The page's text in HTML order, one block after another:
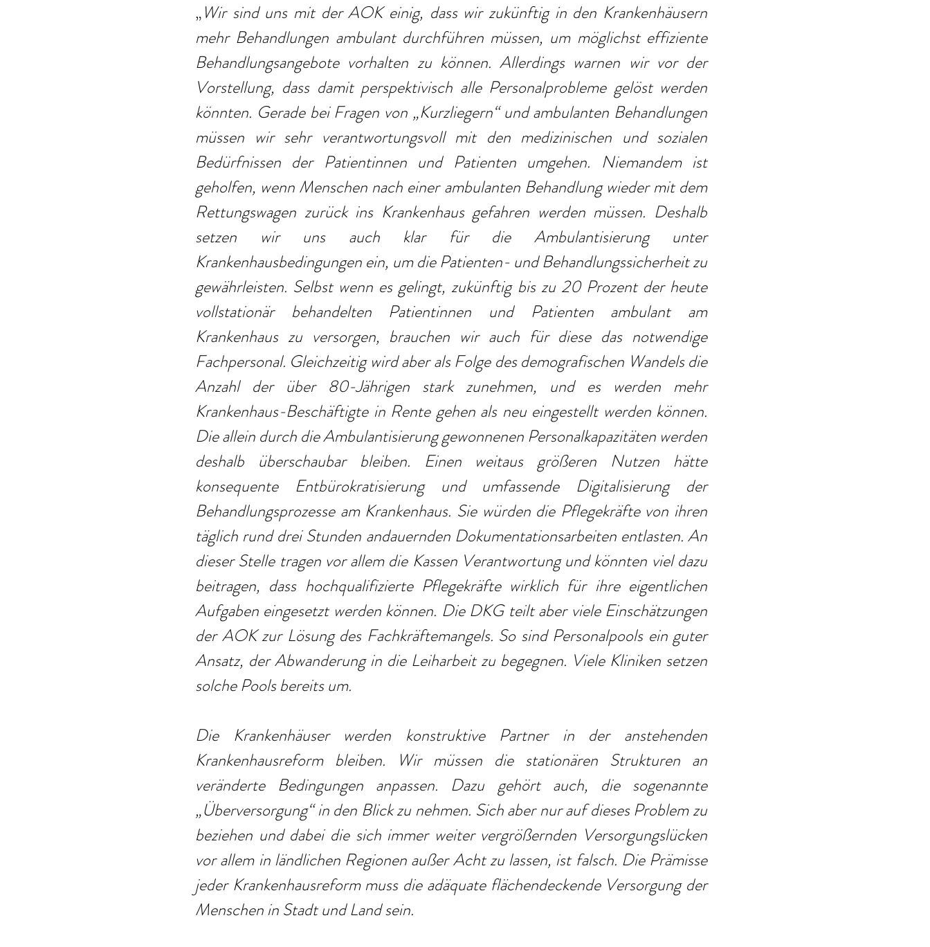
„Wir sind uns mit der AOK einig, dass wir zukünftig in den Krankenhäusern
mehr Behandlungen ambulant durchführen müssen, um möglichst effiziente
Behandlungsangebote vorhalten zu können. Allerdings warnen wir vor der
Vorstellung, dass damit perspektivisch alle Personalprobleme gelöst werden
könnten. Gerade bei Fragen von „Kurzliegern“ und ambulanten Behandlungen
müssen wir sehr verantwortungsvoll mit den medizinischen und sozialen
Bedürfnissen der Patientinnen und Patienten umgehen. Niemandem ist
geholfen, wenn Menschen nach einer ambulanten Behandlung wieder mit dem
Rettungswagen zurück ins Krankenhaus gefahren werden müssen. Deshalb
setzen wir uns auch klar für die Ambulantisierung unter
Krankenhausbedingungen ein, um die Patienten- und Behandlungssicherheit zu
gewährleisten. Selbst wenn es gelingt, zukünftig bis zu 20 Prozent der heute
vollstationär behandelten Patientinnen und Patienten ambulant am
Krankenhaus zu versorgen, brauchen wir auch für diese das notwendige
Fachpersonal. Gleichzeitig wird aber als Folge des demografischen Wandels die
Anzahl der über 80-Jährigen stark zunehmen, und es werden mehr
Krankenhaus-Beschäftigte in Rente gehen als neu eingestellt werden können.
Die allein durch die Ambulantisierung gewonnenen Personalkapazitäten werden
deshalb überschaubar bleiben. Einen weitaus größeren Nutzen hätte
konsequente Entbürokratisierung und umfassende Digitalisierung der
Behandlungsprozesse am Krankenhaus. Sie würden die Pflegekräfte von ihren
täglich rund drei Stunden andauernden Dokumentationsarbeiten entlasten. An
dieser Stelle tragen vor allem die Kassen Verantwortung und könnten viel dazu
beitragen, dass hochqualifizierte Pflegekräfte wirklich für ihre eigentlichen
Aufgaben eingesetzt werden können. Die DKG teilt aber viele Einschätzungen
der AOK zur Lösung des Fachkräftemangels. So sind Personalpools ein guter
Ansatz, der Abwanderung in die Leiharbeit zu begegnen. Viele Kliniken setzen
solche Pools bereits um.
Die Krankenhäuser werden konstruktive Partner in der anstehenden
Krankenhausreform bleiben. Wir müssen die stationären Strukturen an
veränderte Bedingungen anpassen. Dazu gehört auch, die sogenannte
„Überversorgung“ in den Blick zu nehmen. Sich aber nur auf dieses Problem zu
beziehen und dabei die sich immer weiter vergrößernden Versorgungslücken
vor allem in ländlichen Regionen außer Acht zu lassen, ist falsch. Die Prämisse
jeder Krankenhausreform muss die adäquate flächendeckende Versorgung der
Menschen in Stadt und Land sein.